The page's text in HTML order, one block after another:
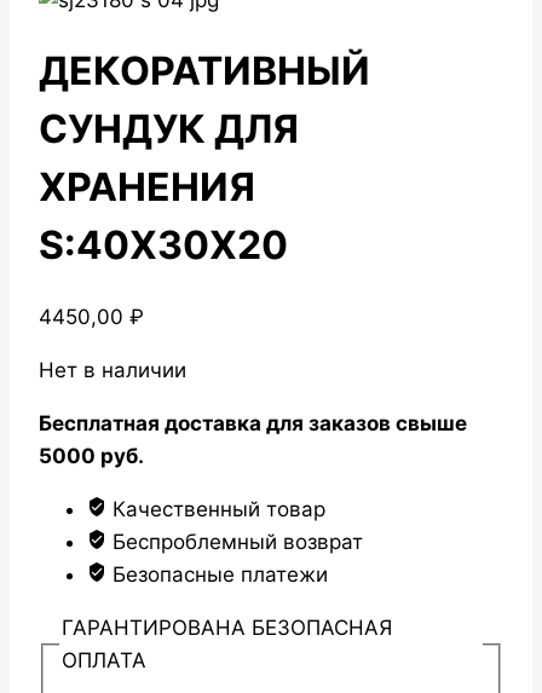
ДЕКОРАТИВНЫЙ
СУНДУК ДЛЯ
ХРАНЕНИЯ
S:40Х30Х20
4450,00 ₽
Нет в наличии
Бесплатная доставка для заказов свыше
5000 руб.
Качественный товар
Беспроблемный возврат
Безопасные платежи
ГАРАНТИРОВАНА БЕЗОПАСНАЯ
ОПЛАТА